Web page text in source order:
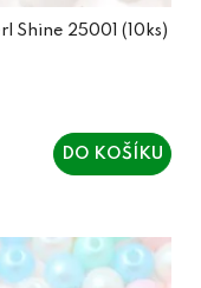
Shine 25001 (10ks)
DO KOŠÍKU